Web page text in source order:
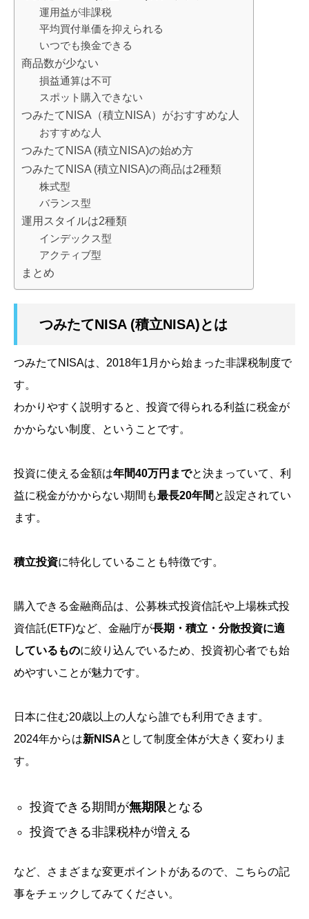
運用益が非課税
平均買付単価を抑えられる
いつでも換金できる
商品数が少ない
損益通算は不可
スポット購入できない
つみたてNISA（積立NISA）がおすすめな人
おすすめな人
つみたてNISA (積立NISA)の始め方
つみたてNISA (積立NISA)の商品は2種類
株式型
バランス型
運用スタイルは2種類
インデックス型
アクティブ型
まとめ
つみたてNISA (積立NISA)とは
つみたてNISAは、2018年1月から始まった非課税制度で
す。
わかりやすく説明すると、投資で得られる利益に税金が
かからない制度、ということです。
投資に使える金額は年間40万円までと決まっていて、利
益に税金がかからない期間も最長20年間 と設定されてい
ます。
積立投資に特化していることも特徴です。
購入できる金融商品は、公募株式投資信託や上場株式投
資信託(ETF)など、金融庁が長期・積立・分散投資に適
しているものに絞り込んでいるため、投資初心者でも始
めやすいことが魅力です。
日本に住む20歳以上の人なら誰でも利用できます。
2024年からは新NISAとして制度全体が大きく変わりま
す。
投資できる期間が無期限 となる
投資できる非課税枠が増える
など、さまざまな変更ポイントがあるので、こちらの記
事をチェックしてみてください。